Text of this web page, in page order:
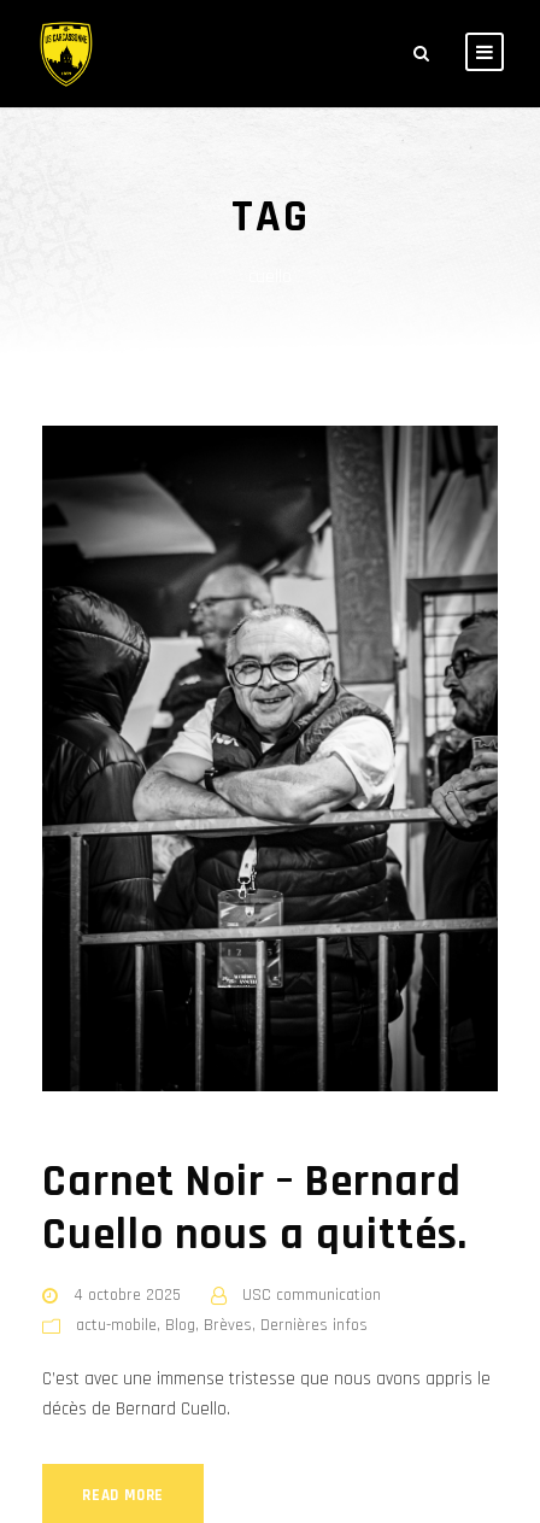
TAG
Carnet Noir – Bernard
Cuello nous a quittés.
4 octobre 2025
USC communication
actu-mobile, Blog, Brèves, Dernières infos
C’est avec une immense tristesse que nous avons appris le
décès de Bernard Cuello.
READ MORE